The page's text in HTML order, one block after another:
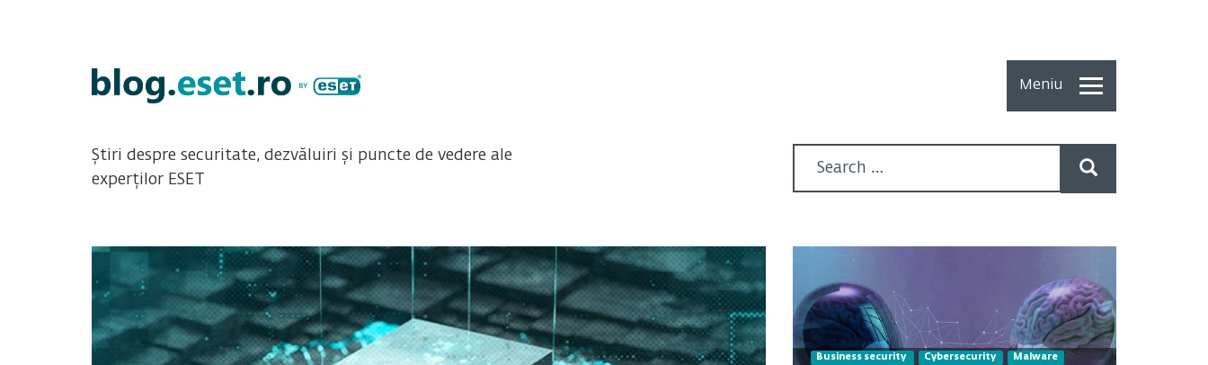
Meniu
How To
recente
Multimedia
Despre
Știri despre securitate, dezvăluiri și puncte de vedere ale
experților ESET
Business security Cybersecurity Malware